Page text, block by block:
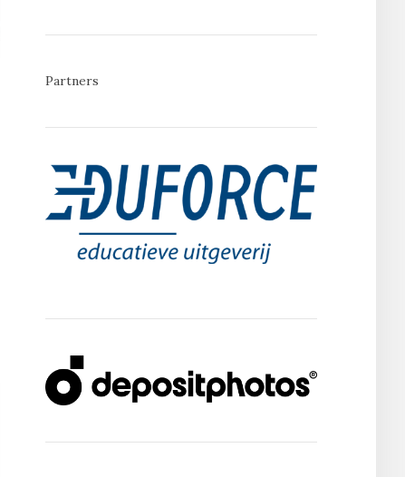
Partners